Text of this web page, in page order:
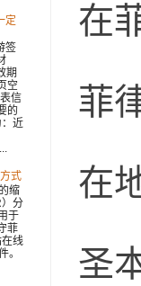
在
菲
在
圣
定
签
期
空
信
的
近
式
缩
分
于
菲
线
。